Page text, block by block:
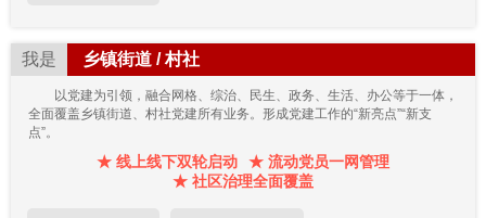
我是 乡镇街道 / 村社
以党建为引领，融合网格、综治、民生、政务、生活、办公等于一体，
全面覆盖乡镇街道、村社党建所有业务。形成党建工作的“新亮点”“新支
点”。
★ 线上线下双轮启动
★ 流动党员一网管理
★ 社区治理全面覆盖